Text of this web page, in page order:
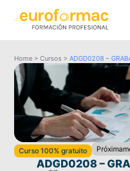
Home > Cursos > ADGD0208 –
Curso 100% gratuito
ADGD0208 –